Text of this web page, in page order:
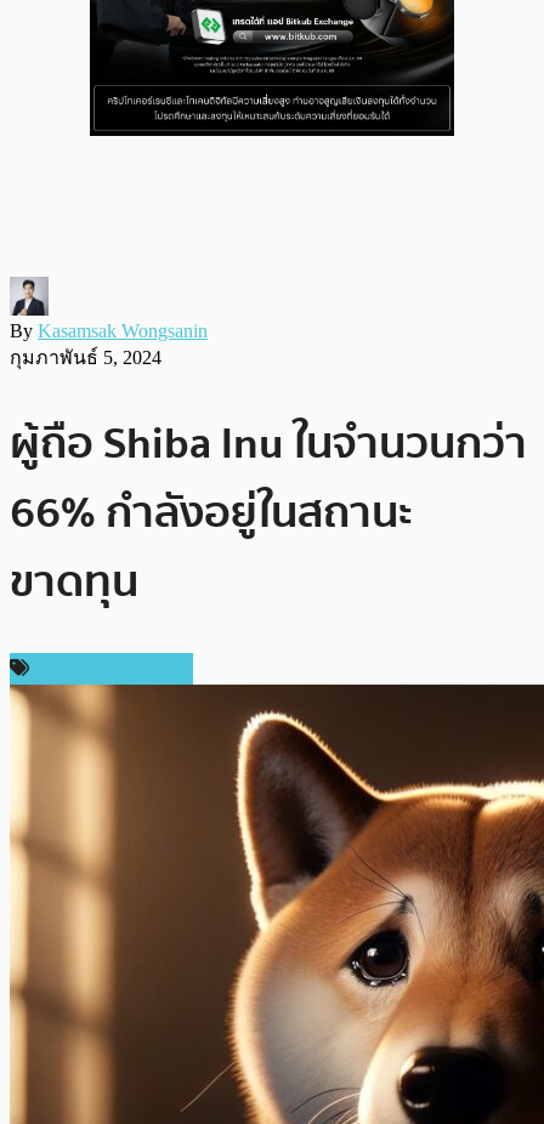
By Kasamsak Wongsanin
กุมภาพันธ์ 5, 2024
ผู้ถือ Shiba Inu ในจำนวนกว่า
66% กำลังอยู่ในสถานะ
ขาดทุน